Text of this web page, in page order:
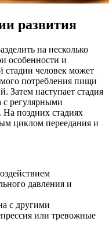
развития
на несколько
особенности и
стадии человек может
потребления пищи
Затем наступает стадия
с регулярными
поздних стадиях
циклом переедания и
давления и
с другими
или тревожные